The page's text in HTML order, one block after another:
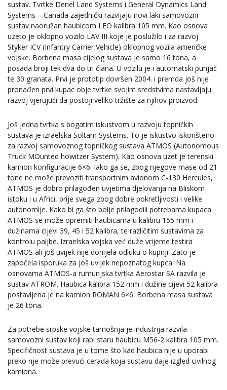
sustav. Tvrtke Denel Land Systems i General Dynamics Land
Systems – Canada zajednički razvijaju novi laki samovozni
sustav naoružan haubicom LEO kalibra 105 mm. Kao osnova
uzeto je oklopno vozilo LAV III koje je poslužilo i za razvoj
Styker ICV (Infantry Carrier Vehicle) oklopnog vozila američke
vojske. Borbena masa cijelog sustava je samo 16 tona, a
posada broji tek dva do tri člana. U vozilu je i automatski punjač
te 30 granata. Prvi je prototip dovršen 2004. i premda još nije
pronađen prvi kupac obje tvrtke svojim sredstvima nastavljaju
razvoj vjerujući da postoji veliko tržište za njihov proizvod.
Još jedna tvrtka s bogatim iskustvom u razvoju topničkih
sustava je izraelska Soltam Systems. To je iskustvo iskorišteno
za razvoj samovoznog topničkog sustava ATMOS (Autonomous
Truck MOunted howitzer System). Kao osnova uzet je terenski
kamion konfiguracije 6×6. Iako ga se, zbog njegove mase od 21
tone ne može prevoziti transportnim avionom C-130 Hercules,
ATMOS je dobro prilagođen uvjetima djelovanja na Bliskom
istoku i u Africi, prije svega zbog dobre pokretljivosti i velike
autonomije. Kako bi ga što bolje prilagodili potrebama kupaca
ATMOS se može opremiti haubicama u kalibru 155 mm i
dužinama cijevi 39, 45 i 52 kalibra, te različitim sustavima za
kontrolu paljbe. Izraelska vojska već duže vrijeme testira
ATMOS ali još uvijek nije donijela odluku o kupnji. Zato je
započela isporuka za još uvijek nepoznatog kupca. Na
osnovama ATMOS-a rumunjska tvrtka Aerostar SA razvila je
sustav ATROM. Haubica kalibra 152 mm i dužine cijevi 52 kalibra
postavljena je na kamion ROMAN 6×6. Borbena masa sustava
je 26 tona.
Za potrebe srpske vojske tamošnja je industrija razvila
samovozni sustav koji rabi staru haubicu M56-2 kalibra 105 mm.
Specifičnost sustava je u tome što kad haubica nije u uporabi
preko nje može prevući cerada koja sustavu daje izgled civilnog
kamiona.